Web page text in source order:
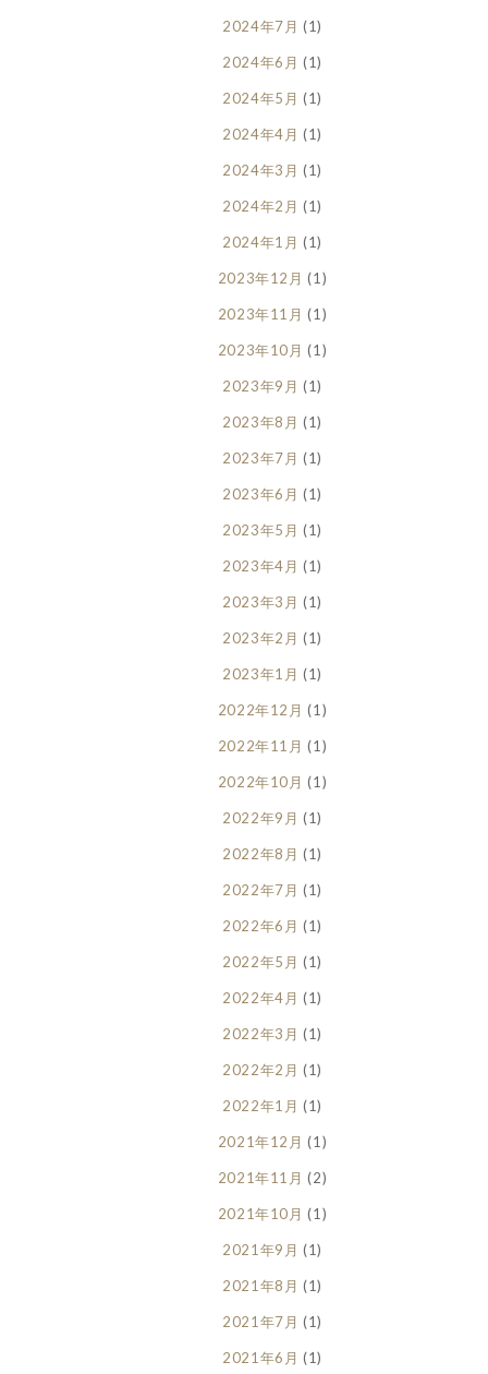
2024年7月 (1)
2024年6月 (1)
2024年5月 (1)
2024年4月 (1)
2024年3月 (1)
2024年2月 (1)
2024年1月 (1)
2023年12月 (1)
2023年11月 (1)
2023年10月 (1)
2023年9月 (1)
2023年8月 (1)
2023年7月 (1)
2023年6月 (1)
2023年5月 (1)
2023年4月 (1)
2023年3月 (1)
2023年2月 (1)
2023年1月 (1)
2022年12月 (1)
2022年11月 (1)
2022年10月 (1)
2022年9月 (1)
2022年8月 (1)
2022年7月 (1)
2022年6月 (1)
2022年5月 (1)
2022年4月 (1)
2022年3月 (1)
2022年2月 (1)
2022年1月 (1)
2021年12月 (1)
2021年11月 (2)
2021年10月 (1)
2021年9月 (1)
2021年8月 (1)
2021年7月 (1)
2021年6月 (1)